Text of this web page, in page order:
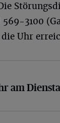
3100
Uhr
am